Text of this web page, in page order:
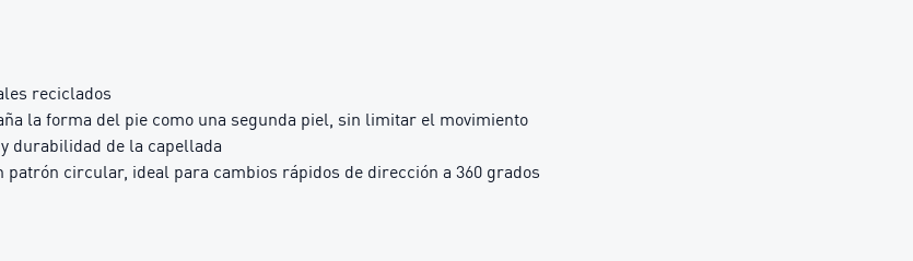
reciclados
la forma del pie como una segunda piel, sin limitar el movimiento
durabilidad de la capellada
patrón circular, ideal para cambios rápidos de dirección a 360 grados